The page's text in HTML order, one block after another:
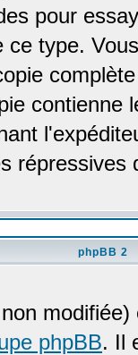
pour
type.
contienne
répressives
phpBB 2
phpBB. Il